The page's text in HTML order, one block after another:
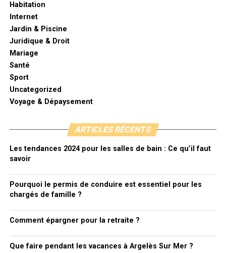
Habitation
Internet
Jardin & Piscine
Juridique & Droit
Mariage
Santé
Sport
Uncategorized
Voyage & Dépaysement
ARTICLES RÉCENTS
Les tendances 2024 pour les salles de bain : Ce qu’il faut
savoir
Pourquoi le permis de conduire est essentiel pour les
chargés de famille ?
Comment épargner pour la retraite ?
Que faire pendant les vacances à Argelès Sur Mer ?